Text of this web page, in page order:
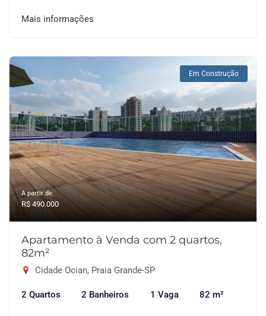
Mais informações
Em Construção
A partir de:
R$ 490.000
Apartamento à Venda com 2 quartos,
82m²
Cidade Ocian, Praia Grande-SP
2 Quartos 2 Banheiros 1 Vaga 82 m²